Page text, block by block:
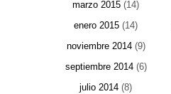
marzo 2015 (14)
enero 2015 (14)
noviembre 2014(9)
septiembre 2014(6)
julio 2014 (8)